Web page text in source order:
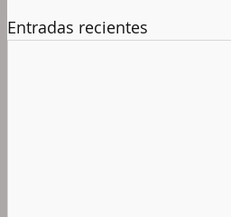
Entradas recientes